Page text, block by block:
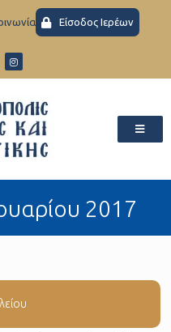
Είσοδος Ιερέων
2017